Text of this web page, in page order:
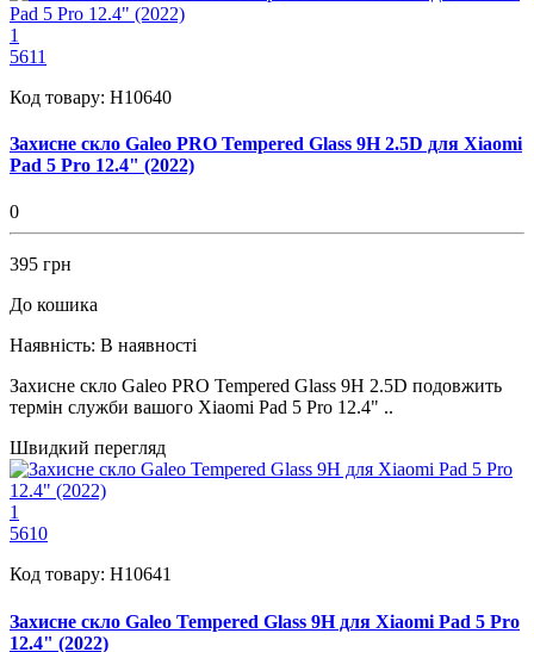
1
5611
Код товару: H10640
Захисне скло Galeo PRO Tempered Glass 9H 2.5D для Xiaomi
Pad 5 Pro 12.4" (2022)
0
395 грн
До кошика
Наявність: В наявності
Захисне скло Galeo PRO Tempered Glass 9H 2.5D подовжить
термін служби вашого Xiaomi Pad 5 Pro 12.4" ..
Швидкий перегляд
1
5610
Код товару: H10641
Захисне скло Galeo Tempered Glass 9H для Xiaomi Pad 5 Pro
12.4" (2022)